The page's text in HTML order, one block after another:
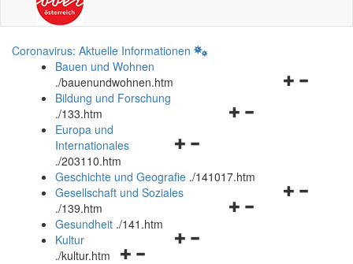
Coronavirus: Aktuelle Informationen
Bauen und Wohnen
./bauenundwohnen.htm
Navigationsmenü
Bildung und Forschung
./133.htm
Navigationsmenü
und
schließen
Europa und
Internationales
./203110.htm
Geschichte und Geografie ./141017.htm
Navigationsmenü
Gesellschaft und Soziales
./139.htm
Navigationsmenü
Gesundheit ./141.htm
Navigationsmenü
Kultur
./kultur.htm